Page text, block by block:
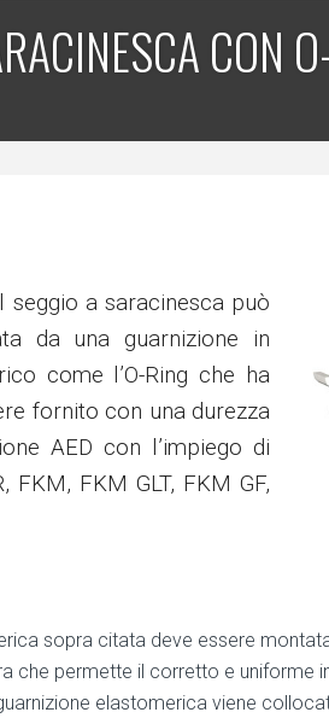
CON
seggio a saracinesca può
da una guarnizione in
come l’O-Ring che ha
fornito con una durezza
AED con l’impiego di
FKM GLT, FKM GF,
sopra citata deve essere
che permette il corretto e uniforme
elastomerica viene